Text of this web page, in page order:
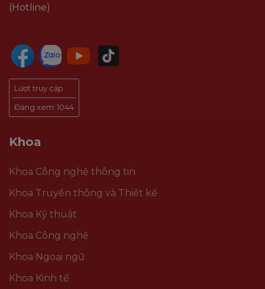
(Hotline)
Lượt truy cập
Đang xem: 1044
Khoa
Khoa Công nghệ thông tin
Khoa Truyền thông và Thiết kế
Khoa Kỹ thuật
Khoa Công nghệ
Khoa Ngoại ngữ
Khoa Kinh tế